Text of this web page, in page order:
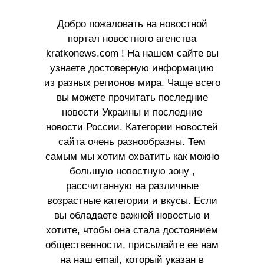
Добро пожаловать на новостной
портал новостного агенства
kratkonews.com ! На нашем сайте вы
узнаете достоверную информацию
из разных регионов мира. Чаще всего
вы можете прочитать последние
новости Украины и последние
новости России. Категории новостей
сайта очень разнообразны. Тем
самым мы хотим охватить как можно
большую новостную зону ,
рассчитанную на различные
возрастные категории и вкусы. Если
вы обладаете важной новостью и
хотите, чтобы она стала достоянием
общественности, присылайте ее нам
на наш email, который указан в